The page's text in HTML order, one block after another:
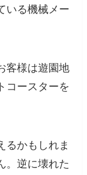
いる機械メー
客様は遊園地
コースターを
るかもしれま
。逆に壊れた